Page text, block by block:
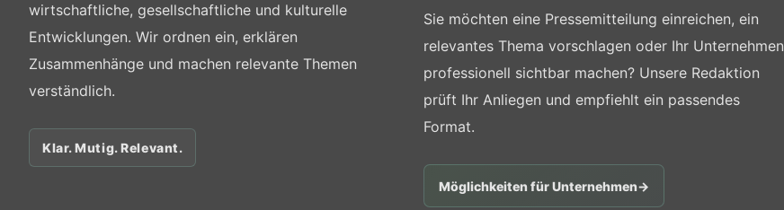
wirtschaftliche, gesellschaftliche und kulturelle
Entwicklungen. Wir ordnen ein, erklären
Zusammenhänge und machen relevante Themen
verständlich.
Klar. Mutig. Relevant.
Sie möchten eine Pressemitteilung einreichen, ein
relevantes Thema vorschlagen oder Ihr Unternehmen
professionell sichtbar machen? Unsere Redaktion
prüft Ihr Anliegen und empfiehlt ein passendes
Format.
Möglichkeiten für Unternehmen→